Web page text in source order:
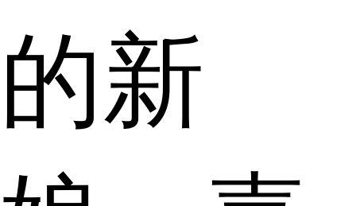
的新